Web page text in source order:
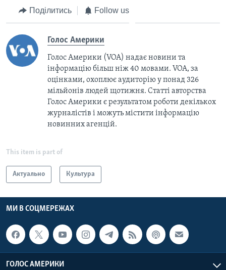
Поділитись Follow us
Голос Америки
Голос Америки (VOA) надає новини та
інформацію більш ніж 40 мовами. VOA, за
оцінками, охоплює аудиторію у понад 326
мільйонів людей щотижня. Статті авторства
Голос Америки є результатом роботи декількох
журналістів і можуть містити інформацію
новинних агенцій.
This item is part of
Актуально Культура
МИ В СОЦМЕРЕЖАХ
ГОЛОС АМЕРИКИ